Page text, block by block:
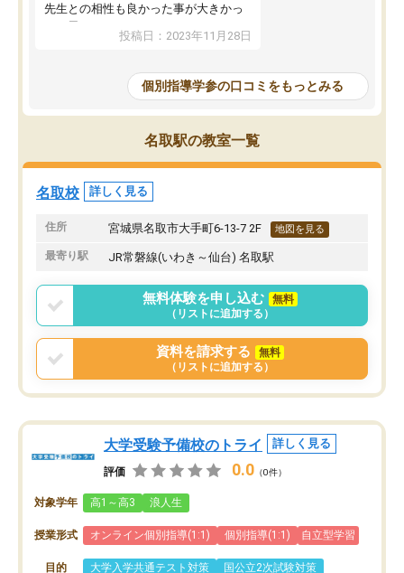
先生との相性も良かった事が大きかっ
たと思います。
投稿日：2023年11月28日
個別指導学参の口コミをもっとみる
名取駅の教室一覧
名取校 詳しく見る
住所 宮城県名取市大手町6-13-7 2F 地図を見る
最寄り駅 JR常磐線(いわき～仙台) 名取駅
無料体験を申し込む
無料
（リストに追加する）
資料を請求する
無料
（リストに追加する）
大学受験予備校のトライ 詳しく見る
評価 0.0 （0件）
対象学年 高1～高3 浪人生
授業形式 オンライン個別指導(1:1) 個別指導(1:1) 自立型学習
目的 大学入学共通テスト対策
国公立2次試験対策